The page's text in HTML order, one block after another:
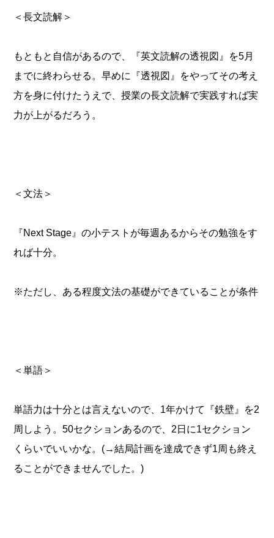
＜長文読解＞
もともと自信があるので、『英文読解の透視図』を5月
までに終わらせる。早めに『透視図』をやってその考え
方を身に付けたうえで、授業の長文読解で実践すれば実
力が上がるだろう。
＜文法＞
『Next Stage』の小テストが毎週あるからその勉強をす
れば十分。
※ただし、ある程度文法の基礎ができていることが条件
＜単語＞
単語力は十分とは言えないので、1年かけて『鉄壁』を2
周しよう。50セクションあるので、2日に1セクション
くらいでいいかな。(→結局計画を達成できず1周も終え
ることができませんでした。)